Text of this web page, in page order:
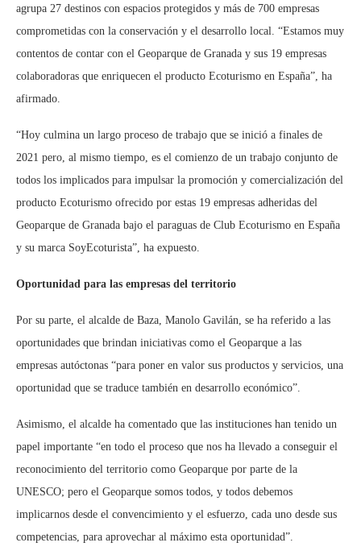
agrupa 27 destinos con espacios protegidos y más de 700 empresas
comprometidas con la conservación y el desarrollo local. “Estamos muy
contentos de contar con el Geoparque de Granada y sus 19 empresas
colaboradoras que enriquecen el producto Ecoturismo en España”, ha
afirmado.
“Hoy culmina un largo proceso de trabajo que se inició a finales de
2021 pero, al mismo tiempo, es el comienzo de un trabajo conjunto de
todos los implicados para impulsar la promoción y comercialización del
producto Ecoturismo ofrecido por estas 19 empresas adheridas del
Geoparque de Granada bajo el paraguas de Club Ecoturismo en España
y su marca SoyEcoturista”, ha expuesto.
Oportunidad para las empresas del territorio
Por su parte, el alcalde de Baza, Manolo Gavilán, se ha referido a las
oportunidades que brindan iniciativas como el Geoparque a las
empresas autóctonas “para poner en valor sus productos y servicios, una
oportunidad que se traduce también en desarrollo económico”.
Asimismo, el alcalde ha comentado que las instituciones han tenido un
papel importante “en todo el proceso que nos ha llevado a conseguir el
reconocimiento del territorio como Geoparque por parte de la
UNESCO; pero el Geoparque somos todos, y todos debemos
implicarnos desde el convencimiento y el esfuerzo, cada uno desde sus
competencias, para aprovechar al máximo esta oportunidad”.